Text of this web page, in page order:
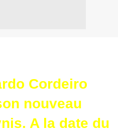
Cordeiro
nouveau
A la date du